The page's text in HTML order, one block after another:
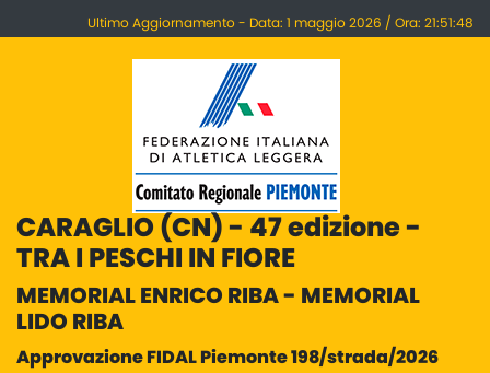
Ultimo Aggiornamento - Data: 1 maggio 2026 / Ora: 21:51:48
CARAGLIO (CN) - 47 edizione -
TRA I PESCHI IN FIORE
MEMORIAL ENRICO RIBA - MEMORIAL
LIDO RIBA
Approvazione FIDAL Piemonte 198/strada/2026